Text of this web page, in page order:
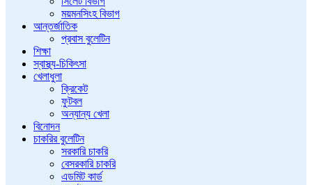
ময়মনসিংহ বিভাগ
আন্তর্জাতিক
প্রবাস বুলেটিন
শিক্ষা
স্বাস্থ্য-চিকিৎসা
খেলাধুলা
ক্রিকেট
ফুটবল
অন্যান্য খেলা
বিনোদন
চাকরির বুলেটিন
সরকারি চাকরি
বেসরকারি চাকরি
এডমিট কার্ড